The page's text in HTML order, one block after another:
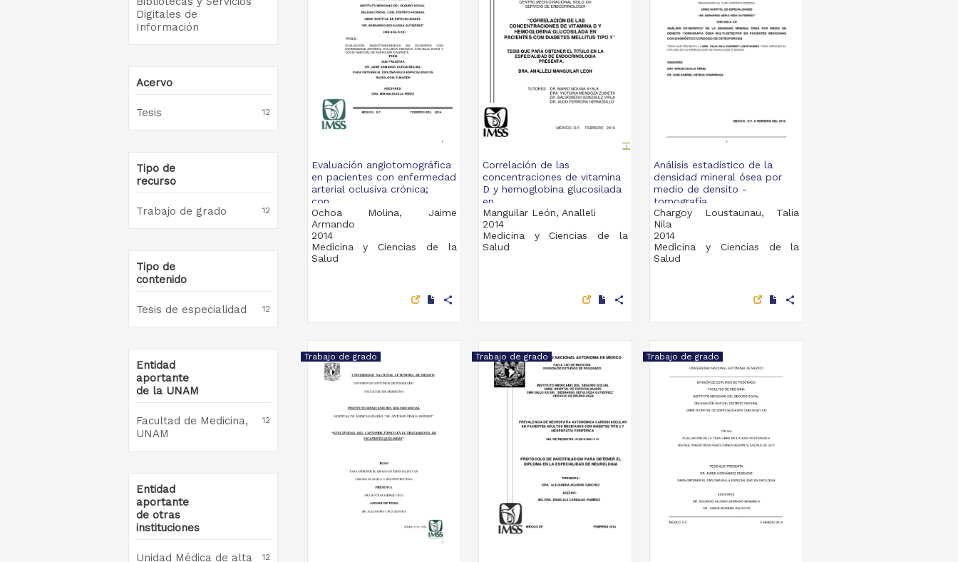
Digitales de
Información
Acervo
Tesis 12
Tipo de
recurso
Trabajo de grado 12
Tipo de
contenido
Tesis de especialidad 12
Entidad
aportante
de la UNAM
Facultad de Medicina,
UNAM
12
Entidad
aportante
de otras
instituciones
Unidad Médica de alta
12
Evaluación angiotomográfica
en pacientes con enfermedad
arterial oclusiva crónica;
con...
Ochoa Molina, Jaime
Armando
2014
Medicina y Ciencias de la
Salud
share
Correlación de las
concentraciones de vitamina
D y hemoglobina glucosilada
en...
Manguilar León, Analleli
2014
Medicina y Ciencias de la
Salud
share
Análisis estadístico de la
densidad mineral ósea por
medio de densito -
tomografía...
Chargoy Loustaunau, Talia
Nila
2014
Medicina y Ciencias de la
Salud
share
Trabajo de grado Trabajo de grado Trabajo de grado